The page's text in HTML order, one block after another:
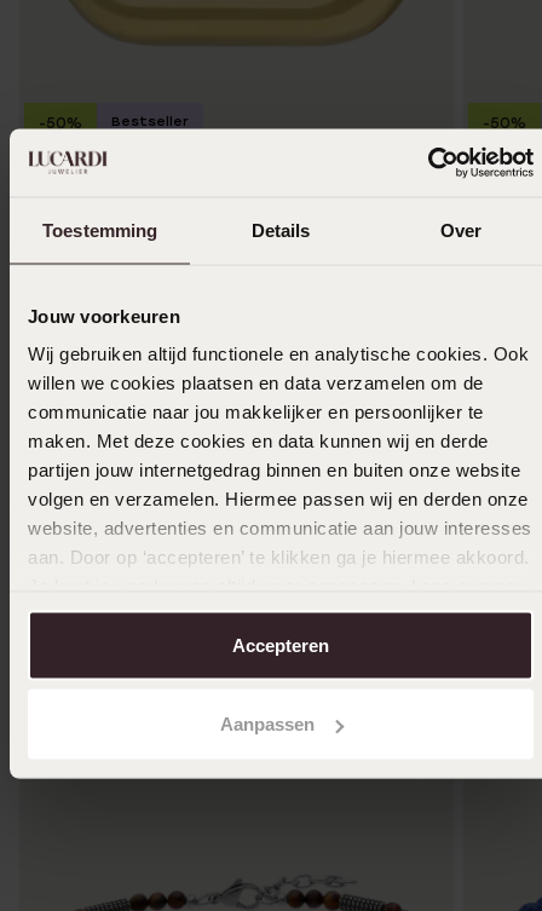
Toestemming Details Over
Jouw voorkeuren
Wij gebruiken altijd functionele en analytische cookies. Ook
willen we cookies plaatsen en data verzamelen om de
communicatie naar jou makkelijker en persoonlijker te
maken. Met deze cookies en data kunnen wij en derde
partijen jouw internetgedrag binnen en buiten onze website
volgen en verzamelen. Hiermee passen wij en derden onze
website, advertenties en communicatie aan jouw interesses
aan. Door op ‘accepteren’ te klikken ga je hiermee akkoord.
over in onscookiebeleid.
Accepteren
Aanpassen
8.994
-50% Bestseller -50%
Anderen kochten ook